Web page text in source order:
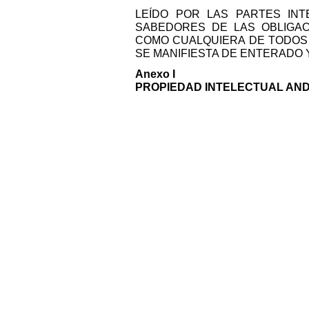
LEÍDO POR LAS PARTES
SABEDORES DE LAS
COMO CUALQUIERA DE
SE MANIFIESTA DE
Anexo I
PROPIEDAD INTELECTUAL